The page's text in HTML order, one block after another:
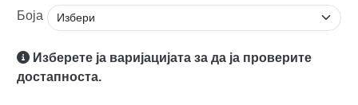
Боја
Изберете ја варијацијата за да ја проверите
достапноста.